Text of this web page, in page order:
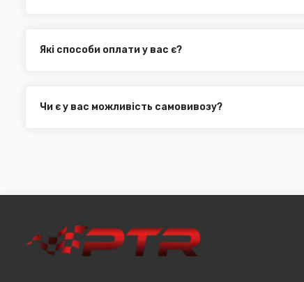
Нова Пошта (термін доставки 1 - 3 дні)
Укр. Пошта (термін доставки 1 - 3 дні за повною
машин, наприклад бампера і спідниці і т.д.).
Які способи оплати у вас є?
Чи є у вас можливість самовивозу?